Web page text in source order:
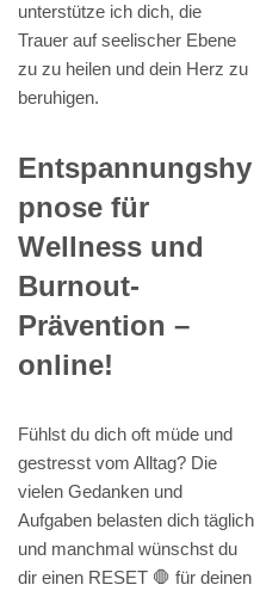
unterstütze ich dich, die
Trauer auf seelischer Ebene
zu zu heilen und dein Herz zu
beruhigen.
Entspannungshy
pnose für
Wellness und
Burnout-
Prävention –
online!
Fühlst du dich oft müde und
gestresst vom Alltag? Die
vielen Gedanken und
Aufgaben belasten dich täglich
und manchmal wünschst du
dir einen RESET 🛑 für deinen